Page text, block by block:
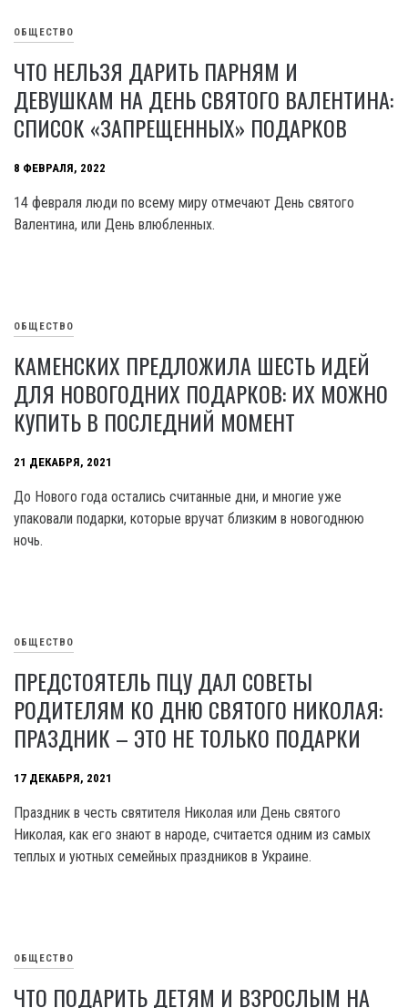
ОБЩЕСТВО
ЧТО НЕЛЬЗЯ ДАРИТЬ ПАРНЯМ И
ДЕВУШКАМ НА ДЕНЬ СВЯТОГО ВАЛЕНТИНА:
СПИСОК «ЗАПРЕЩЕННЫХ» ПОДАРКОВ
8 ФЕВРАЛЯ, 2022
14 февраля люди по всему миру отмечают День святого
Валентина, или День влюбленных.
ОБЩЕСТВО
КАМЕНСКИХ ПРЕДЛОЖИЛА ШЕСТЬ ИДЕЙ
ДЛЯ НОВОГОДНИХ ПОДАРКОВ: ИХ МОЖНО
КУПИТЬ В ПОСЛЕДНИЙ МОМЕНТ
21 ДЕКАБРЯ, 2021
До Нового года остались считанные дни, и многие уже
упаковали подарки, которые вручат близким в новогоднюю
ночь.
ОБЩЕСТВО
ПРЕДСТОЯТЕЛЬ ПЦУ ДАЛ СОВЕТЫ
РОДИТЕЛЯМ КО ДНЮ СВЯТОГО НИКОЛАЯ:
ПРАЗДНИК – ЭТО НЕ ТОЛЬКО ПОДАРКИ
17 ДЕКАБРЯ, 2021
Праздник в честь святителя Николая или День святого
Николая, как его знают в народе, считается одним из самых
теплых и уютных семейных праздников в Украине.
ОБЩЕСТВО
ЧТО ПОДАРИТЬ ДЕТЯМ И ВЗРОСЛЫМ НА